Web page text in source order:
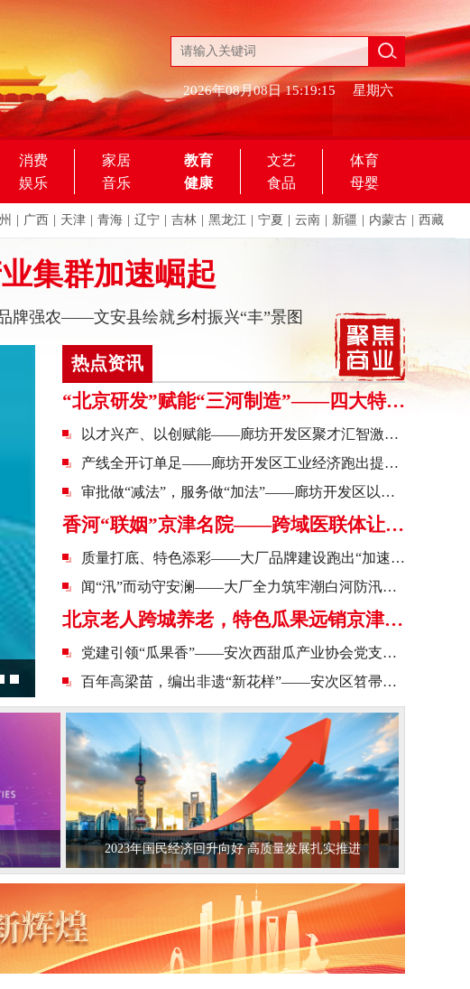
2026年08月08日 15:19:15 星期六
消费 家居 教育 文艺
体育
娱乐 音乐 健康 食品 母婴
广西 天津 青海 辽宁 吉林 黑龙江 宁夏 云南 新疆 内蒙古 西藏
集群加速崛起
牌强农——文安县绘就乡村振兴“丰”景图
热点资讯
“北京研发”赋能“三河制造”——四大特色产业集群撑起共享智造新格局
以才兴产、以创赋能——廊坊开发区聚才汇智激活发展“强引擎”
产线全开订单足——廊坊开发区工业经济跑出提质增效“加速度”
审批做“减法”，服务做“加法”——廊坊开发区以营商环境“软实力”筑牢发展“硬支撑”
香河“联姻”京津名院——跨域医联体让群众家门口看“三甲”
质量打底、特色添彩——大厂品牌建设跑出“加速度”
闻“汛”而动守安澜——大厂全力筑牢潮白河防汛安全屏障
北京老人跨城养老，特色瓜果远销京津——大厂53个省级和美乡村这样“炼”成
党建引领“瓜果香”——安次西甜瓜产业协会党支部绘就乡村振兴新图景
百年高梁苗，编出非遗“新花样”——安次区笤帚苗技艺焕新记
2023年国民经济回升向好 高质量发展扎实推进